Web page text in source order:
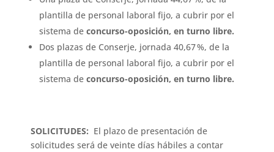
plantilla de personal laboral fijo, a cubrir por el
sistema deconcurso-oposición, en turno libre.
Dos plazas de Conserje, jornada 40,67 %, de la
plantilla de personal laboral fijo, a cubrir por el
sistema deconcurso-oposición, en turno libre.
SOLICITUDES: El plazo de presentación de
solicitudes será de veinte días hábiles a contar